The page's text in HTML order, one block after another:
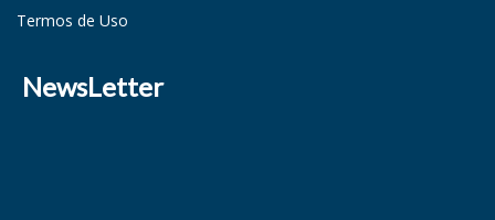
Termos de Uso
NewsLetter